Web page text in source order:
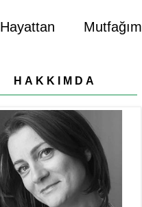
Hayattan Mutfağım
HAKKIMDA